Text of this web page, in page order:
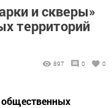
и скверы»
территорий
897 0 0
общественных